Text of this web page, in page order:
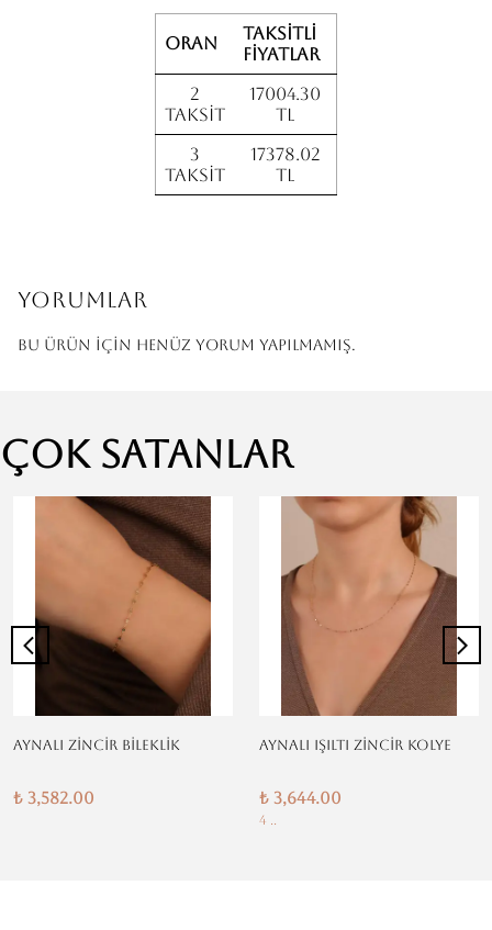
Oran
Taksitli
fiyatlar
2
Taksit
17004.30
TL
3
Taksit
17378.02
TL
Yorumlar
Bu ürün için henüz yorum yapılmamış.
Çok Satanlar
AYNALI ZİNCİR BİLEKLİK
₺ 3,582.00
AYNALI IŞILTI ZİNCİR KOLYE
₺ 3,644.00
4 ..